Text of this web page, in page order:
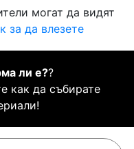
могат да видят
за да влезете
ли е??
как да събирате